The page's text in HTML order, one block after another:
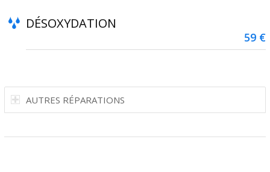
DÉSOXYDATION
59 €
AUTRES RÉPARATIONS